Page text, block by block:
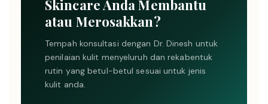
Skincare Anda Membantu
atau Merosakkan?
Tempah konsultasi dengan Dr. Dinesh untuk
penilaian kulit menyeluruh dan rekabentuk
rutin yang betul-betul sesuai untuk jenis
kulit anda.